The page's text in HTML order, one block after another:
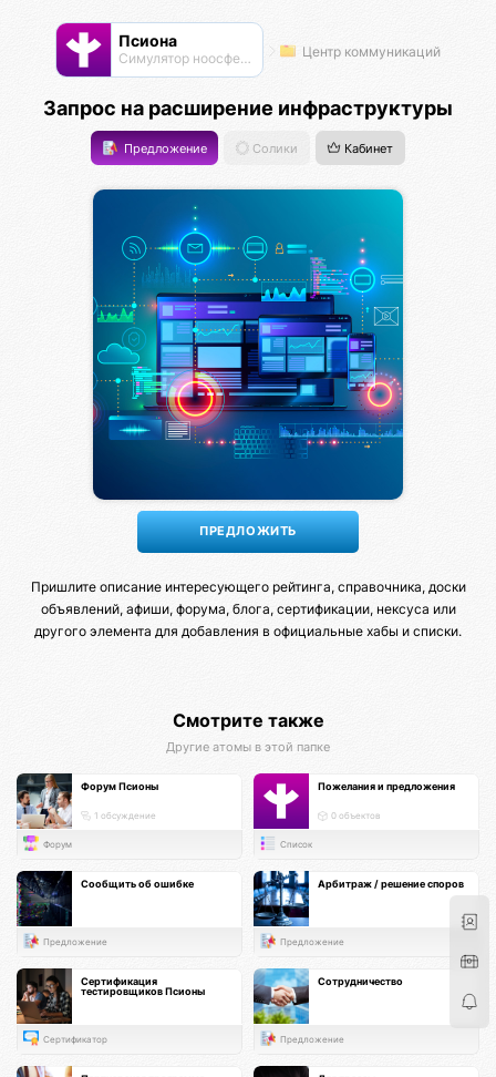
Псиона
Cимулятор ноосферы Центр коммуникаций
Запрос на расширение инфраструктуры
Предложение Солики Кабинет
Пришлите описание интересующего рейтинга, справочника, доски
объявлений, афиши, форума, блога, сертификации, нексуса или
другого элемента для добавления в официальные хабы и списки.
Смотрите также
Другие атомы в этой папке
Форум Псионы
1 обсуждение
Форум
Пожелания и предложения
0 объектов
Список
Сообщить об ошибке
Предложение
Арбитраж / решение споров
Предложение
Сертификация
тестировщиков Псионы
Сертификатор
Сотрудничество
Предложение